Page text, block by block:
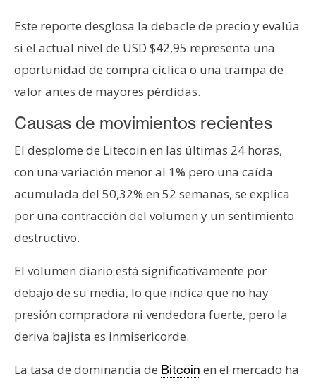
r
s
o
s
o
n
t
t
y
P
u
b
i
Este reporte desglosa la debacle de precio y evalúa
si el actual nivel de USD $42,95 representa una
oportunidad de compra cíclica o una trampa de
valor antes de mayores pérdidas.
Causas de movimientos recientes
El desplome de Litecoin en las últimas 24 horas,
con una variación menor al 1% pero una caída
acumulada del 50,32% en 52 semanas, se explica
por una contracción del volumen y un sentimiento
destructivo.
El volumen diario está significativamente por
debajo de su media, lo que indica que no hay
presión compradora ni vendedora fuerte, pero la
deriva bajista es inmisericorde.
La tasa de dominancia de Bitcoin en el mercado ha